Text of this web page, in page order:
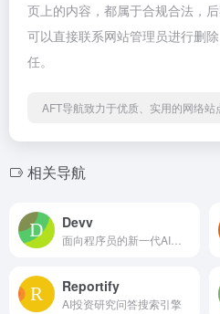
页上的内容，都属于合规合法，
可以直接联系网站管理员进行删
任。
AFT导航致力于优质、实用的网络站
相关导航
Devv
Reportify
AI投资研究问答搜索引擎